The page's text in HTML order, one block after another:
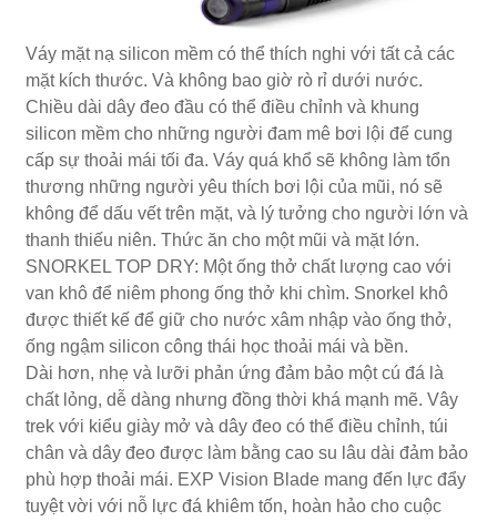
Váy mặt nạ silicon mềm có thể thích nghi với tất cả các
mặt kích thước. Và không bao giờ rò rỉ dưới nước.
Chiều dài dây đeo đầu có thể điều chỉnh và khung
silicon mềm cho những người đam mê bơi lội để cung
cấp sự thoải mái tối đa. Váy quá khổ sẽ không làm tổn
thương những người yêu thích bơi lội của mũi, nó sẽ
không để dấu vết trên mặt, và lý tưởng cho người lớn và
thanh thiếu niên. Thức ăn cho một mũi và mặt lớn.
SNORKEL TOP DRY: Một ống thở chất lượng cao với
van khô để niêm phong ống thở khi chìm. Snorkel khô
được thiết kế để giữ cho nước xâm nhập vào ống thở,
ống ngậm silicon công thái học thoải mái và bền.
Dài hơn, nhẹ và lưỡi phản ứng đảm bảo một cú đá là
chất lỏng, dễ dàng nhưng đồng thời khá mạnh mẽ. Vây
trek với kiểu giày mở và dây đeo có thể điều chỉnh, túi
chân và dây đeo được làm bằng cao su lâu dài đảm bảo
phù hợp thoải mái. EXP Vision Blade mang đến lực đẩy
tuyệt vời với nỗ lực đá khiêm tốn, hoàn hảo cho cuộc